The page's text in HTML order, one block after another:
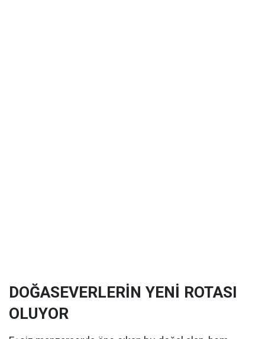
DOĞASEVERLERİN YENİ ROTASI
OLUYOR